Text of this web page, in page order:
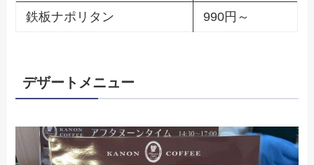
鉄板ナポリタン 990円～
デザートメニュー